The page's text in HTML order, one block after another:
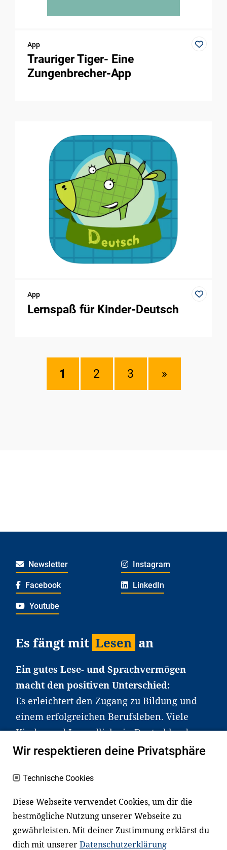
App
Trauriger Tiger- Eine
Zungenbrecher-App
App
Lernspaß für Kinder-Deutsch
1 2 3 »
Newsletter Instagram
Facebook LinkedIn
Youtube
Es fängt mit Lesen an
Ein gutes Lese- und Sprachvermögen
macht den positiven Unterschied:
Es erleichtert den Zugang zu Bildung und
einem erfolgreichen Berufsleben. Viele
Kinder und Jugendliche in Deutschland
haben aber große Schwierigkeiten dabei.
an Familien sowie an Erzieher*innen,
Lehrer*innen und andere
Fachexpert*innen. Dafür arbeiten wir eng
mit Ministerien, wissenschaftlichen
Einrichtungen, Verbänden, Unternehmen
Wir respektieren deine Privatsphäre
Technische Cookies
Diese Webseite verwendet Cookies, um dir die
bestmögliche Nutzung unserer Webseite zu
gewährleisten. Mit deiner Zustimmung erklärst du
dich mit unsererDatenschutzerklärung